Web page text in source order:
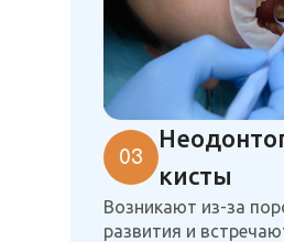
03
кисты
Возникают из-за
развития и